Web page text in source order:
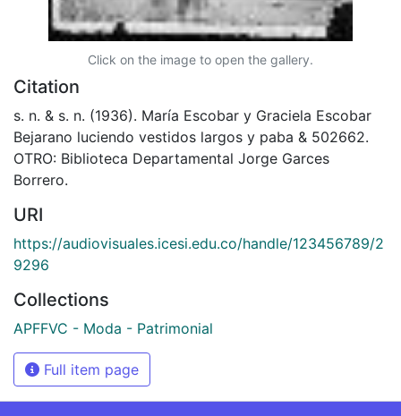
Click on the image to open the gallery.
Citation
s. n. & s. n. (1936). María Escobar y Graciela Escobar
Bejarano luciendo vestidos largos y paba & 502662.
OTRO: Biblioteca Departamental Jorge Garces
Borrero.
URI
https://audiovisuales.icesi.edu.co/handle/123456789/2
9296
Collections
APFFVC - Moda - Patrimonial
Full item page